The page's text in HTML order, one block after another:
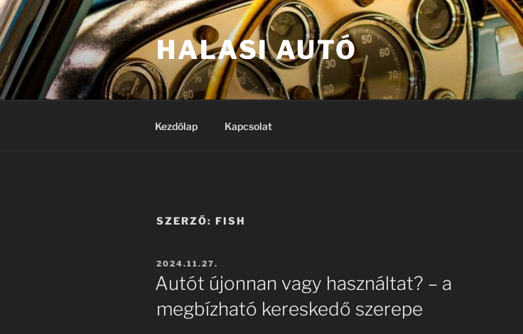
Tartalomhoz
HALASI AUTÓ
Kezdőlap Kapcsolat
SZERZŐ: FISH
BEKÜLDVE:
2024.11.27.
Autót újonnan vagy használtat? – a
megbízható kereskedő szerepe